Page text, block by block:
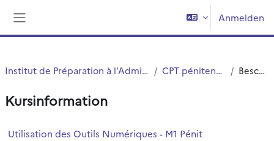
Anmelden
Institut de Préparation à l’Administration Générale (IPAG) CPT pénitentiaire Master 1 Beschreibung
Kursinformation
Utilisation des Outils Numériques - M1 Pénit